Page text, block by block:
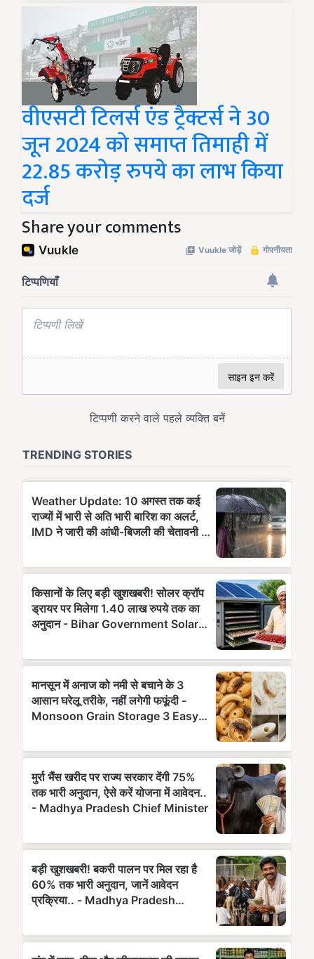
वीएसटी टिलर्स एंड ट्रैक्टर्स ने 30
जून 2024 को समाप्त तिमाही में
22.85 करोड़ रुपये का लाभ किया
दर्ज
Share your comments